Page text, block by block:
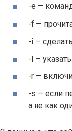
-e —
-f —
-i —
-l —
-r —
-s — если
а не как